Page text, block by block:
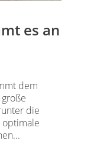
es an
dem
die
optimale